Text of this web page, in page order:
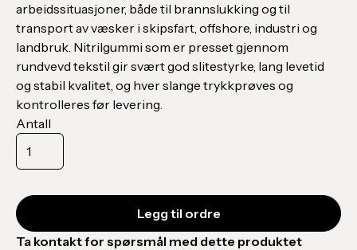
arbeidssituasjoner, både til brannslukking og til
transport av væsker i skipsfart, offshore, industri og
landbruk. Nitrilgummi som er presset gjennom
rundvevd tekstil gir svært god slitestyrke, lang levetid
og stabil kvalitet, og hver slange trykkprøves og
kontrolleres før levering.
Antall
Ta kontakt for spørsmål med dette produktet